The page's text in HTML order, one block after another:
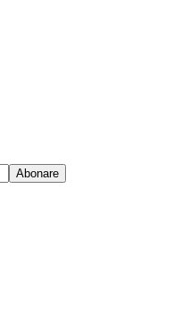
Abonare